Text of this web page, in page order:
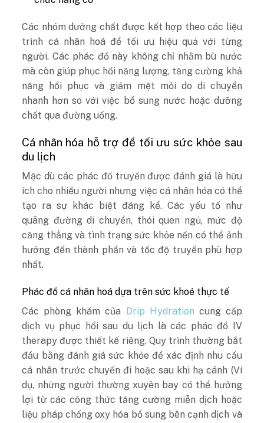
Các nhóm dưỡng chất được kết hợp theo các liệu
trình cá nhân hoá để tối ưu hiệu quả với từng
người. Các phác đồ này không chỉ nhằm bù nước
mà còn giúp phục hồi năng lượng, tăng cường khả
năng hồi phục và giảm mệt mỏi do di chuyển
nhanh hơn so với việc bổ sung nước hoặc dưỡng
chất qua đường uống.
Cá nhân hóa hỗ trợ để tối ưu sức khỏe sau
du lịch
Mặc dù các phác đồ truyền được đánh giá là hữu
ích cho nhiều người nhưng việc cá nhân hóa có thể
tạo ra sự khác biệt đáng kể. Các yếu tố như
quãng đường di chuyển, thói quen ngủ, mức độ
căng thẳng và tình trạng sức khỏe nền có thể ảnh
hưởng đến thành phần và tốc độ truyền phù hợp
nhất.
Phác đồ cá nhân hoá dựa trên sức khoẻ thực tế
Các phòng khám của
Drip Hydration cung cấp
dịch vụ phục hồi sau du lịch là các phác đồ IV
therapy được thiết kế riêng. Quy trình thường bắt
đầu bằng đánh giá sức khỏe để xác định nhu cầu
cá nhân trước chuyến đi hoặc sau khi hạ cánh (Ví
dụ, những người thường xuyên bay có thể hưởng
lợi từ các công thức tăng cường miễn dịch hoặc
liệu pháp chống oxy hóa bổ sung bên cạnh dịch và